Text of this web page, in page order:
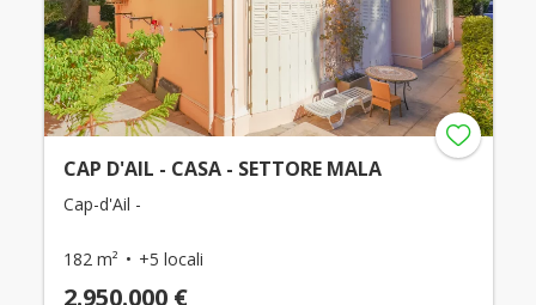
CAP D'AIL - CASA - SETTORE MALA
Cap-d'Ail -
182 m² +5 locali
2.950.000 €